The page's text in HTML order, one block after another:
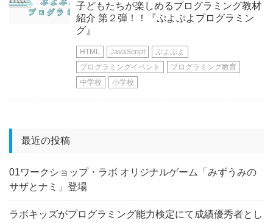
子どもたちが楽しめるプログラミング教材
紹介 第２弾！！『ぷよぷよプログラミン
グ』
HTML JavaScript
ぷよぷよ
プログラミングイベント
プログラミング教育
中学校
小学校
最近の投稿
01ワークショップ・ラボ オリジナルゲーム「みずうみの
サザとナミ」登場
ラボキッズがプログラミング能力検定にて成績優秀者とし